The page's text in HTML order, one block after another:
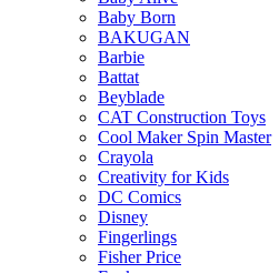
Baby Born
BAKUGAN
Barbie
Battat
Beyblade
CAT Construction Toys
Cool Maker Spin Master
Crayola
Creativity for Kids
DC Comics
Disney
Fingerlings
Fisher Price